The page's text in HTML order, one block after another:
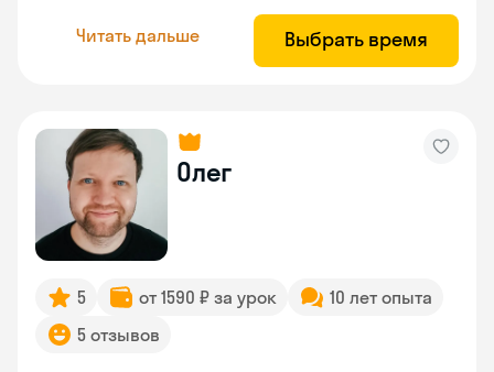
Читать дальше Выбрать время
Олег
5 от 1590 ₽ за урок
10 лет опыта
5 отзывов